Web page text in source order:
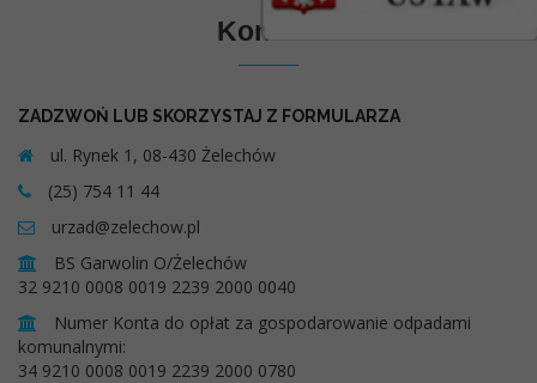
Kontakt
ZADZWOŃ LUB SKORZYSTAJ Z FORMULARZA
ul. Rynek 1, 08-430 Żelechów
(25) 754 11 44
urzad@zelechow.pl
BS Garwolin O/Żelechów
32 9210 0008 0019 2239 2000 0040
Numer Konta do opłat za gospodarowanie odpadami
komunalnymi:
34 9210 0008 0019 2239 2000 0780